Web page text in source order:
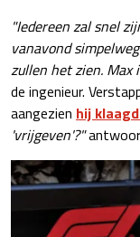
"Iedereen zal snel
vanavond
zullen het zien. Max
de ingenieur.
aangezien hij
'vrijgeven'?"